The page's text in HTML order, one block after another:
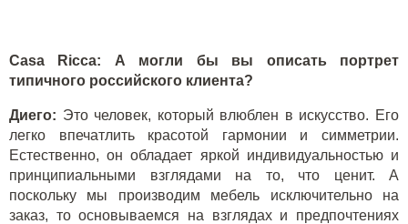
Casa Ricca: А могли бы вы описать портрет
типичного российского клиента?
Диего: Это человек, который влюблен в искусство. Его
легко впечатлить красотой гармонии и симметрии.
Естественно, он обладает яркой индивидуальностью и
принципиальными взглядами на то, что ценит. А
поскольку мы производим мебель исключительно на
заказ, то основываемся на взглядах и предпочтениях